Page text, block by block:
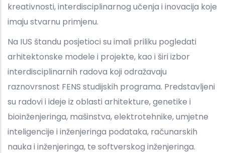
kreativnosti, interdisciplinarnog učenja i inovacija koje
imaju stvarnu primjenu.
Na IUS štandu posjetioci su imali priliku pogledati
arhitektonske modele i projekte, kao i širi izbor
interdisciplinarnih radova koji odražavaju
raznovrsnost FENS studijskih programa. Predstavljeni
su radovi i ideje iz oblasti arhitekture, genetike i
bioinženjeringa, mašinstva, elektrotehnike, umjetne
inteligencije i inženjeringa podataka, računarskih
nauka i inženjeringa, te softverskog inženjeringa.